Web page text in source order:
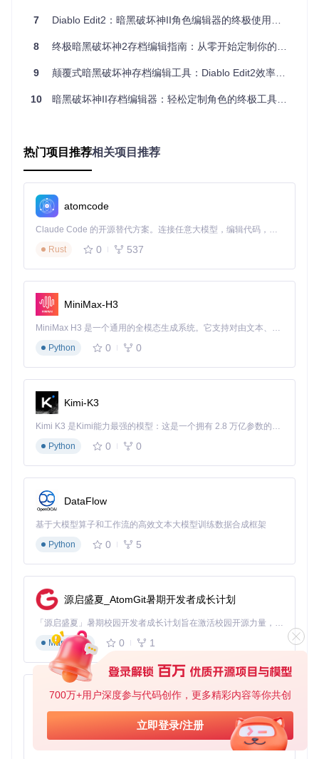
700万+用户深度参与代码创作，更多精彩内容等你共创
立即登录/注册
![Diablo Edit2装备打造界面展示 - 地狱熔炉之锤](https://raw.gi
tcode.com/gh_mirrors/di/diablo_edit/raw/77ab00984d45c74
bf5ce425cc3e17d581ec1393c/Diablo Edit2/Pictcures/武器/
_files)
通过直观的装备编辑界面，你可以轻松打造属于自己的强力装
功能入口：DlgCharBasicInfo对话框
在基础属性面板中，你可以精确调整角色等级、生命值、法力
性，让你一目了然地看到修改效果。这对于优化角色build和快
速适应不同游戏难度非常有帮助。
进阶技巧：释放Diablo Edit2全部潜力
职业专属装备定制方案
![圣骑士专用盾牌编辑界面](https://raw.gitcode.com/gh_mirro
rs/di/diablo_edit/raw/77ab00984d45c74bf5ce425cc3e17d58
1ec1393c/Diablo Edit2/Pictcures/盾牌/Pal专用/12 Heraldic S
hield.bmp?utm_source=gitcode_repo_files)
项。以圣骑士为例，你可以通过专属界面优化盾牌的防御属性
和抗性加成；对于亚马逊，则可以强化弓箭的远程攻击属性。
这种职业定制化功能让你的角色更具特色和战斗力。
符文之语组合验证系统
打造强力符文之语装备时，系统会自动验证符文组合的有效
性，并提示可能的属性加成。这一功能避免了因符文顺序错误
而导致的打造失败，让你轻松获得游戏中最顶级的装备。
任务进度与传送点管理
速收集特定任务奖励的玩家来说非常实用。
常见问题解答
Q: 编辑后的存档无法在游戏中加载怎么办？
A: 首先检查游戏版本是否与编辑器设置一致，其次确保没有修
改超出游戏允许范围的属性值。建议修改前备份原始存档，以
便出现问题时恢复。
Q: 如何确保编辑后的装备不会被游戏检测为作弊？
A: 使用编辑器时，建议保持属性值在合理范围内，避免过度修
7 Diablo Edit2：暗黑破坏神II角色编辑器的终极使用指南
8 终极暗黑破坏神2存档编辑指南：从零开始定制你的完美角色
9 颠覆式暗黑破坏神存档编辑工具：Diablo Edit2效率革命指南
10 暗黑破坏神II存档编辑器：轻松定制角色的终极工具指南
热门项目推荐相关项目推荐
atomcode
Claude Code 的开源替代方案。连接任意大模型，编辑代码，运行命令，自动验证 — 全自动执行。用 Rust 构建，极致性能。 ｜ An open-source alternative to Claude Code. Connect any LLM, edit code, run commands, and verify changes — autonomously. Built in Rust for speed. Get Started
Rust
0 537
MiniMax-H3
MiniMax H3 是一个通用的全模态生成系统。它支持对由文本、图像、视频和音频组成的多模态上下文进行统一理解，并能生成分辨率高达 2K、时长可达 15 秒的带原生立体声音频的视频。得益于面向任务泛化的系统设计，H3 在预训练阶段就已具备广泛的多模态上下文理解与生成能力，能够出色地执行复杂的多模态指令。
Python
0 0
Kimi-K3
Kimi K3 是Kimi能力最强的模型：这是一个拥有 2.8 万亿参数的混合专家（MoE）模型，具备原生视觉理解能力，并支持 100 万 token 的上下文窗口。
Python
0 0
DataFlow
基于大模型算子和工作流的高效文本大模型训练数据合成框架
Python
0 5
源启盛夏_AtomGit暑期开发者成长计划
「源启盛夏」暑期校园开发者成长计划旨在激活校园开源力量，通过积分激励、认证扶持、资源倾斜等形式，引导高校组织和开发者完成「入驻 — 建项目 — 做贡献 — 获认证 — 得资源」的完整闭环。无论你是想带领社团入驻平台的组织者，还是希望用代码贡献证明自己的开发者，都能在这里找到属于你的成长路径。
Markdown
0 1
py-xiaozhi
基于Python的Xiaozhi AI，适用于想要完整Xiaozhi体验而无需拥有专用硬件的用户。
Python
0 1